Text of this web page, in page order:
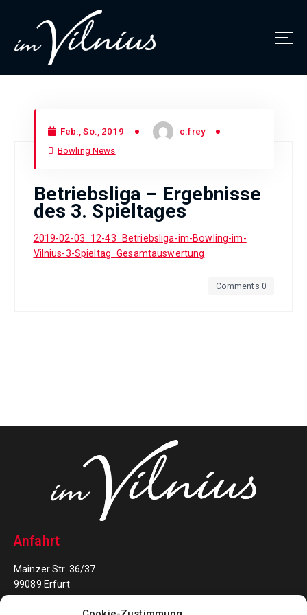
Thüringens größtes Bowlingcenter
Feb., So., 2019
c.frey
Bowling News
Betriebsliga – Ergebnisse
des 3. Spieltages
2019-02-03_12-43_Betriebsliga-im-Bowling-im-
Vilnius-3-Spieltag_Gesamtauswertung
Comments 0
Anfahrt
Mainzer Str. 36/37
99089 Erfurt